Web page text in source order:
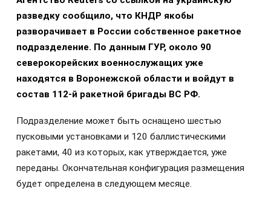
разведку сообщило, что КНДР якобы
разворачивает в России собственное ракетное
подразделение. По данным ГУР, около 90
северокорейских военнослужащих уже
находятся в Воронежской области и войдут в
состав 112-й ракетной бригады ВС РФ.
Подразделение может быть оснащено шестью
пусковыми установками и 120 баллистическими
ракетами, 40 из которых, как утверждается, уже
переданы. Окончательная конфигурация размещения
будет определена в следующем месяце.